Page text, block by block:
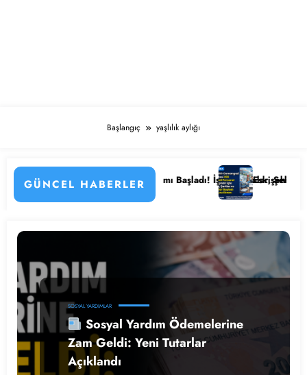
Başlangıç yaşlılık aylığı
GÜNCEL HABERLER
Detayları
Hastanesi Personel Alımı Başladı! İşte Kadrolar, Şehirler ve
Eskişehir
SOSYAL YARDIMLAR
Sosyal Yardım Ödemelerine
Zam Geldi: Yeni Tutarlar
Açıklandı